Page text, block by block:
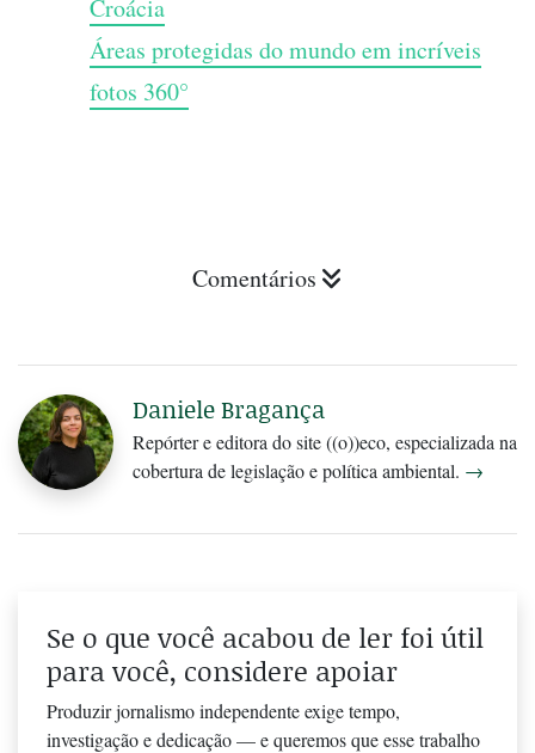
Croácia
Áreas protegidas do mundo em incríveis
fotos 360°
Comentários
Daniele Bragança
Repórter e editora do site ((o))eco, especializada na
cobertura de legislação e política ambiental. →
Se o que você acabou de ler foi útil
para você, considere apoiar
Produzir jornalismo independente exige tempo,
investigação e dedicação — e queremos que esse trabalho